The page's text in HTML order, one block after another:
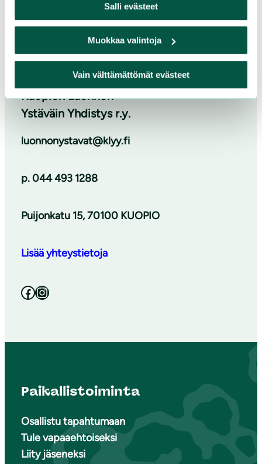
Salli evästeet
Muokkaa valintoja
Vain välttämättömät evästeet
Pohjois-Savon luonnonsuojelupiiri
Kuopion Luonnon
Ystäväin Yhdistys r.y.
luonnonystavat@klyy.fi
p. 044 493 1288
Puijonkatu 15, 70100 KUOPIO
Lisää yhteystietoja
Facebook Instagram
Paikallistoiminta
Osallistu tapahtumaan
Tule vapaaehtoiseksi
Liity jäseneksi